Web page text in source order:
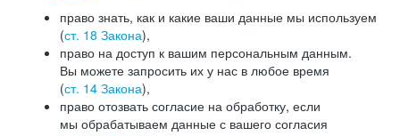
право знать, как и какие ваши данные мы используем
(ст. 18 Закона),
право на доступ к вашим персональным данным.
Вы можете запросить их у нас в любое время
(ст. 14 Закона),
право отозвать согласие на обработку, если
мы обрабатываем данные с вашего согласия